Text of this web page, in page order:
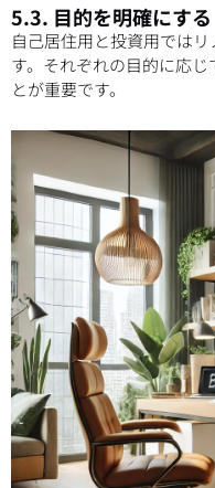
5.3. 目的を明確にする
自己居住用と投資用では
す。それぞれの目的に応
とが重要です。